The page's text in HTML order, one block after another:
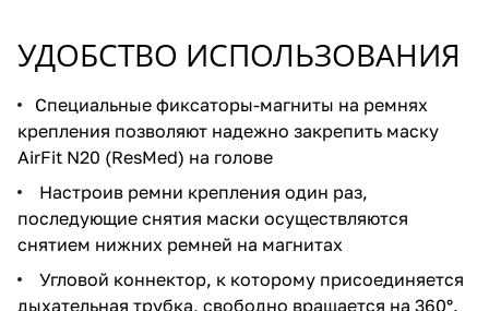
УДОБСТВО ИСПОЛЬЗОВАНИЯ
Специальные фиксаторы-магниты на ремнях
крепления позволяют надежно закрепить маску
AirFit N20 (ResMed) на голове
Настроив ремни крепления один раз,
последующие снятия маски осуществляются
снятием нижних ремней на магнитах
Угловой коннектор, к которому присоединяется
дыхательная трубка, свободно вращается на 360°.